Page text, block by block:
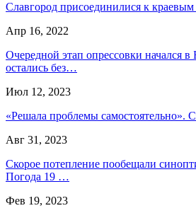
Славгород присоединилися к
Апр 16, 2022
Очередной этап опрессовки начался в
остались без…
Июл 12, 2023
«Решала проблемы самостоятельно».
Авг 31, 2023
Скорое потепление пообещали
Погода 19 …
Фев 19, 2023